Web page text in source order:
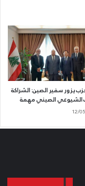
يزور سفير الصين: الشراكة
الشيوعي الصيني مهمة
12/